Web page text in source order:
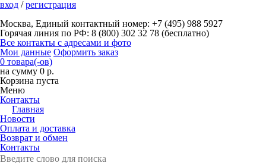
вход /регистрация
Москва, Единый контактный номер: +7 (495) 988 5927
Горячая линия по РФ: 8 (800) 302 32 78 (бесплатно)
Все контакты с адресами и фото
Мои данные Оформить заказ
0 товара(-ов)
на сумму 0 р.
Корзина пуста
Меню
Контакты
Главная
Новости
Оплата и доставка
Возврат и обмен
Контакты